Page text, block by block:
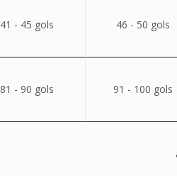
41 - 45 gols 46 - 50 gols
81 - 90 gols 91 - 100 gols